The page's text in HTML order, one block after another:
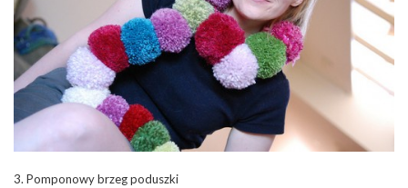
3. Pomponowy brzeg poduszki